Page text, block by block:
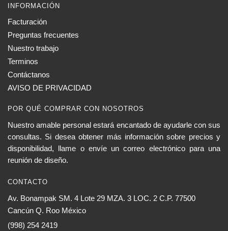
INFORMACIÓN
Facturación
Preguntas frecuentes
Nuestro trabajo
Terminos
Contáctanos
AVISO DE PRIVACIDAD
POR QUÉ COMPRAR CON NOSOTROS
Nuestro amable personal estará encantado de ayudarle con sus
consultas. Si desea obtener más información sobre precios y
disponibilidad, llame o envíe un correo electrónico para una
reunión de diseño.
CONTACTO
Av. Bonampak SM. 4 Lote 29 MZA. 3 LOC. 2 C.P. 77500
Cancún Q. Roo México
(998) 254 2419